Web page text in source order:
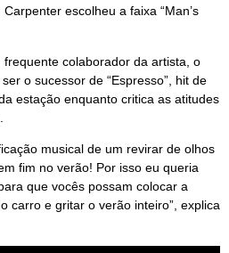
escolheu a faixa “Man’s
frequente colaborador da artista, o
o sucessor de “Espresso”, hit de
estação enquanto critica as atitudes
musical de um revirar de olhos
fim no verão! Por isso eu queria
que vocês possam colocar a
carro e gritar o verão inteiro”, explica